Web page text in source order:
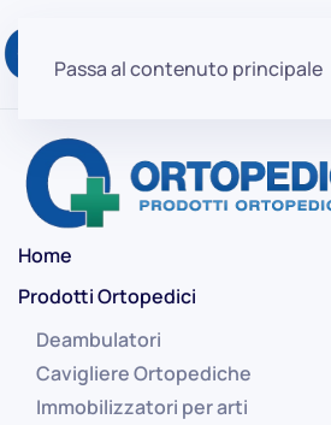
Passa al contenuto principale
Home
Prodotti Ortopedici
Deambulatori
Cavigliere Ortopediche
Immobilizzatori per arti